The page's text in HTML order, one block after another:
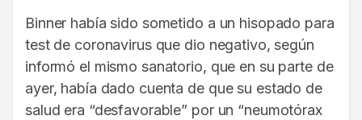
Binner había sido sometido a un hisopado para
test de coronavirus que dio negativo, según
informó el mismo sanatorio, que en su parte de
ayer, había dado cuenta de que su estado de
salud era “desfavorable” por un “neumotórax